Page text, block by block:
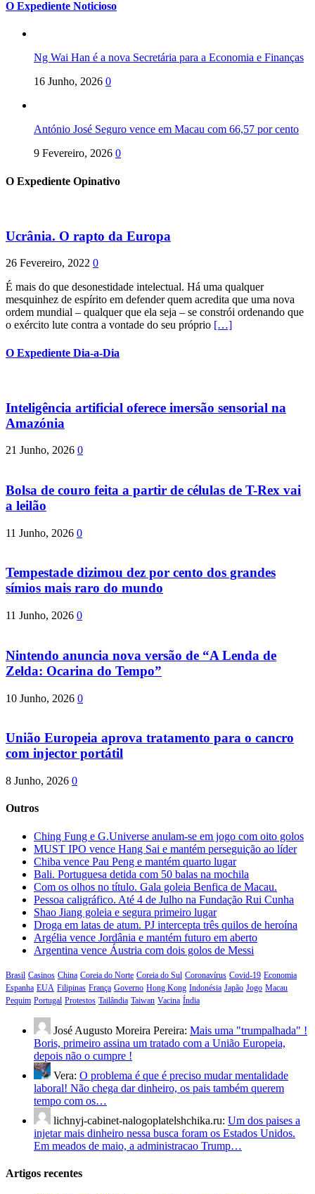
O Expediente Noticioso
Ng Wai Han é a nova Secretária para a Economia e Finanças
16 Junho, 2026 0
António José Seguro vence em Macau com 66,57 por cento
9 Fevereiro, 2026 0
O Expediente Opinativo
Ucrânia. O rapto da Europa
26 Fevereiro, 2022 0
É mais do que desonestidade intelectual. Há uma qualquer
mesquinhez de espírito em defender quem acredita que uma nova
ordem mundial – qualquer que ela seja – se constrói ordenando que
o exército lute contra a vontade do seu próprio […]
O Expediente Dia-a-Dia
Inteligência artificial oferece imersão sensorial na
Amazónia
21 Junho, 2026 0
Bolsa de couro feita a partir de células de T-Rex vai
a leilão
11 Junho, 2026 0
Tempestade dizimou dez por cento dos grandes
símios mais raro do mundo
11 Junho, 2026 0
Nintendo anuncia nova versão de “A Lenda de
Zelda: Ocarina do Tempo”
10 Junho, 2026 0
União Europeia aprova tratamento para o cancro
com injector portátil
8 Junho, 2026 0
Outros
Ching Fung e G.Universe anulam-se em jogo com oito golos
MUST IPO vence Hang Sai e mantém perseguição ao líder
Chiba vence Pau Peng e mantém quarto lugar
Bali. Portuguesa detida com 50 balas na mochila
Com os olhos no título. Gala goleia Benfica de Macau.
Pessoa caligráfico. Até 4 de Julho na Fundação Rui Cunha
Shao Jiang goleia e segura primeiro lugar
Droga em latas de atum. PJ intercepta três quilos de heroína
Argélia vence Jordânia e mantém futuro em aberto
Argentina vence Áustria com dois golos de Messi
Brasil Casinos China Coreia do Norte Coreia do Sul Coronavírus Covid-19 Economia
Espanha EUA Filipinas França Governo Hong Kong Indonésia Japão Jogo Macau
Pequim Portugal Protestos Tailândia Taiwan Vacina Índia
José Augusto Moreira Pereira: Mais uma "trumpalhada" !
Boris, primeiro assina um tratado com a União Europeia,
depois não o cumpre !
Vera: O problema é que é preciso mudar mentalidade
laboral! Não chega dar dinheiro, os pais também querem
tempo com os…
lichnyj-cabinet-nalogoplatelshchika.ru: Um dos paises a
injetar mais dinheiro nessa busca foram os Estados Unidos.
Em meados de maio, a administracao Trump…
Artigos recentes